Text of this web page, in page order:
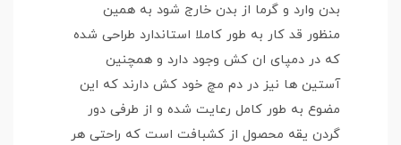
بدن وارد و گرما از بدن خارج شود به همین
منظور قد کار به طور کاملا استاندارد طراحی شده
که در دمپای ان کش وجود دارد و همچنین
آستین ها نیز در دم مچ خود کش دارند که این
مضوع به طور کامل رعایت شده و از طرفی دور
گردن یقه محصول از کشبافت است که راحتی هر